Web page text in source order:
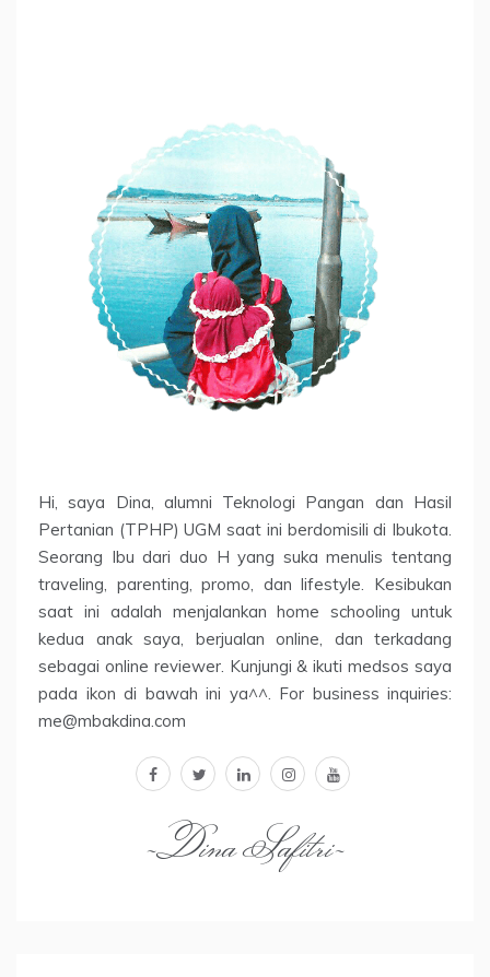
Hi, saya Dina, alumni Teknologi Pangan dan Hasil
Pertanian (TPHP) UGM saat ini berdomisili di Ibukota.
Seorang Ibu dari duo H yang suka menulis tentang
traveling, parenting, promo, dan lifestyle. Kesibukan
saat ini adalah menjalankan home schooling untuk
kedua anak saya, berjualan online, dan terkadang
sebagai online reviewer. Kunjungi & ikuti medsos saya
pada ikon di bawah ini ya^^. For business inquiries:
me@mbakdina.com
facebooktwitterlinkedininstagram
youtube
~Dina Safitri~